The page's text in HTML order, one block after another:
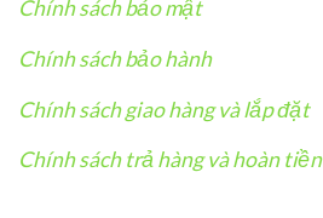
Chính sách bảo mật
Chính sách bảo hành
Chính sách giao hàng và lắp đặt
Chính sách trả hàng và hoàn tiền